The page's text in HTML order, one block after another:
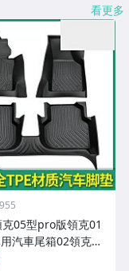
看更多
05型pro版領克01
汽車尾箱02領克03